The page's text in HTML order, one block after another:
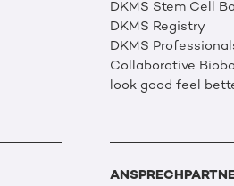
DKMS Stem Cell
DKMS Registry
DKMS
Collaborative
look good feel